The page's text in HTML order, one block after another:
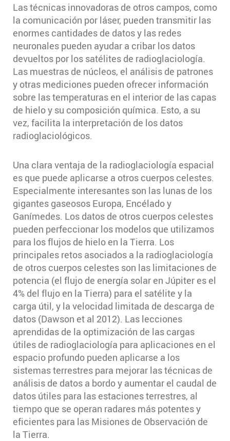
Las técnicas innovadoras de otros campos, como
la comunicación por láser, pueden transmitir las
enormes cantidades de datos y las redes
neuronales pueden ayudar a cribar los datos
devueltos por los satélites de radioglaciología.
Las muestras de núcleos, el análisis de patrones
y otras mediciones pueden ofrecer información
sobre las temperaturas en el interior de las capas
de hielo y su composición química. Esto, a su
vez, facilita la interpretación de los datos
radioglaciológicos.
Una clara ventaja de la radioglaciología espacial
es que puede aplicarse a otros cuerpos celestes.
Especialmente interesantes son las lunas de los
gigantes gaseosos Europa, Encélado y
Ganímedes. Los datos de otros cuerpos celestes
pueden perfeccionar los modelos que utilizamos
para los flujos de hielo en la Tierra. Los
principales retos asociados a la radioglaciología
de otros cuerpos celestes son las limitaciones de
potencia (el flujo de energía solar en Júpiter es el
4% del flujo en la Tierra) para el satélite y la
carga útil, y la velocidad limitada de descarga de
datos (Dawson et al 2012). Las lecciones
aprendidas de la optimización de las cargas
útiles de radioglaciología para aplicaciones en el
espacio profundo pueden aplicarse a los
sistemas terrestres para mejorar las técnicas de
análisis de datos a bordo y aumentar el caudal de
datos útiles para las estaciones terrestres, al
tiempo que se operan radares más potentes y
eficientes para las Misiones de Observación de
la Tierra.